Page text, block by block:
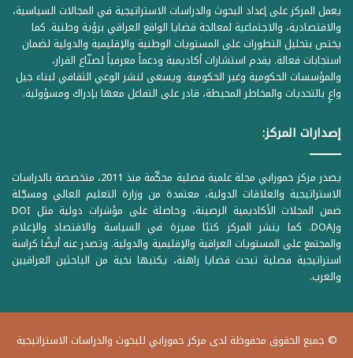
يعمل المركز على إعداد البحوث والدراسات الاستراتيجية في المجالات السياسية،
والاقتصادية، والاجتماعية لمعالجة قضايا الواقع العراقي برؤية وطنية. كما
يختص بتحليل التطورات على المستويات الوطنية والإقليمية والدولية لضمان
استجابات فعالة. يقدم استشارات أكاديمية ودعماً معرفياً لصنّاع القرار،
والمؤسسات الحكومية وغير الحكومية. ويسعى لنشر الوعي الثقافي لبناء جيل
واعٍ بالتحديات والمخاطر المحيطة، قادر على التفاعل معها بإدراك ومسؤولية.
إصدارات المركز:
يصدر مركز حمورابي مجلة علمية فصلية محكّمة منذ 2011، متخصصة بالدراسات
الاستراتيجية والعلاقات الدولية، معتمدة من وزارة التعليم العالي ومسجّلة
ضمن المجلات الأكاديمية الرصينة، وحاصلة على مؤشرات دولية مثل DOI
وDOAJ. كما ينشر المركز كتبًا مميزة في السياسة والاقتصاد والإعلام
والمجتمع على المستويات العراقية والإقليمية والدولية. وتصدر عنه أيضًا كراسة
استراتيجية فصلية تبحث قضايا راهنة، يكتبها نخبة من الباحثين العراقيين
والعرب.
© جميع الحقوق محفوظة لدى مركز حمورابي للبحوث والدراسات الاستراتيجية